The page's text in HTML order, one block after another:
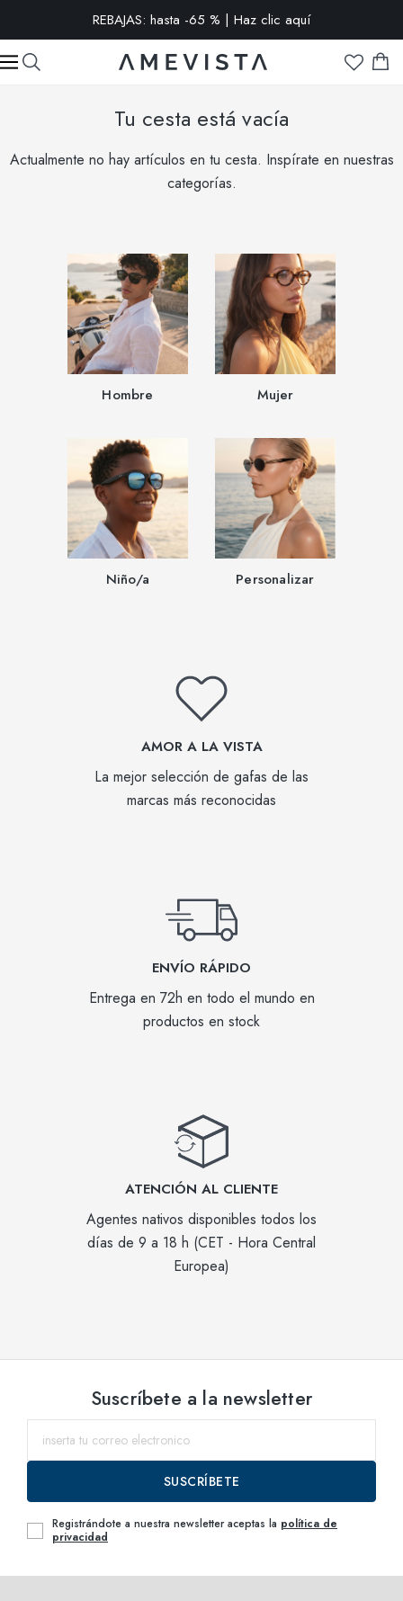
REBAJAS: hasta -65 % | Haz clic aquí
-15% extra en todas las gafas con cristales graduados | Código:
VISION15
Tu cesta está vacía
Actualmente no hay artículos en tu cesta. Inspírate en nuestras
categorías.
Hombre Mujer
Niño/a Personalizar
AMOR A LA VISTA
La mejor selección de gafas de las
marcas más reconocidas
ENVÍO RÁPIDO
Entrega en 72h en todo el mundo en
productos en stock
ATENCIÓN AL CLIENTE
Agentes nativos disponibles todos los
días de 9 a 18 h (CET - Hora Central
Europea)
Suscríbete a la newsletter
SUSCRÍBETE
Registrándote a nuestra newsletter aceptas la política de
privacidad